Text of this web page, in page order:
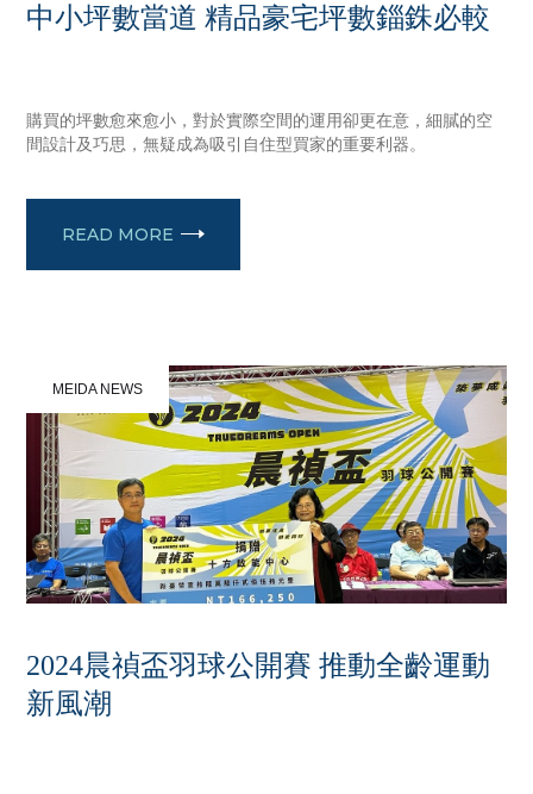
中小坪數當道 精品豪宅坪數錙銖必較
購買的坪數愈來愈小，對於實際空間的運用卻更在意，細膩的空
間設計及巧思，無疑成為吸引自住型買家的重要利器。
READ MORE
MEIDA NEWS
2024晨禎盃羽球公開賽 推動全齡運動
新風潮